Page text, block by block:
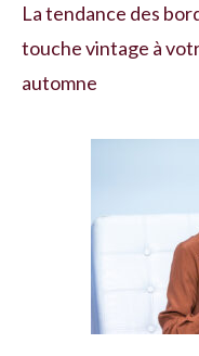
La tendance des
touche vintage à
automne